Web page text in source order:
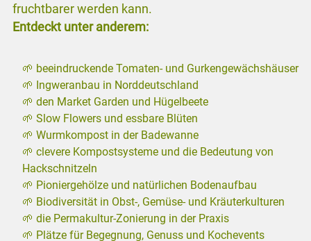
fruchtbarer werden kann.
Entdeckt unter anderem:
🌱 beeindruckende Tomaten- und Gurkengewächshäuser
🌱 Ingweranbau in Norddeutschland
🌱 den Market Garden und Hügelbeete
🌱 Slow Flowers und essbare Blüten
🌱 Wurmkompost in der Badewanne
🌱 clevere Kompostsysteme und die Bedeutung von
Hackschnitzeln
🌱 Pioniergehölze und natürlichen Bodenaufbau
🌱 Biodiversität in Obst-, Gemüse- und Kräuterkulturen
🌱 die Permakultur-Zonierung in der Praxis
🌱 Plätze für Begegnung, Genuss und Kochevents